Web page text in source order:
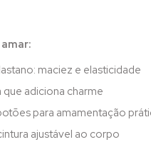
maciez e elasticidade
que adiciona charme
para amamentação
ajustável ao corpo